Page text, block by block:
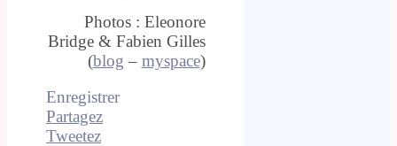
Photos : Eleonore
Bridge & Fabien Gilles
(blog – myspace)
Enregistrer
Partagez
Tweetez